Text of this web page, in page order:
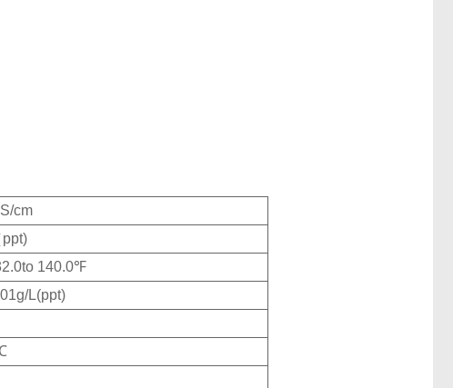
cm
140.0℉
L(ppt)